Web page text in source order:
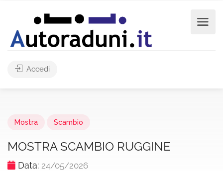
Accedi
Mostra Scambio
MOSTRA SCAMBIO RUGGINE
Data: 24/05/2026